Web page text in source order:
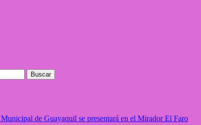
de Guayaquil se presentará en el Mirador El Faro